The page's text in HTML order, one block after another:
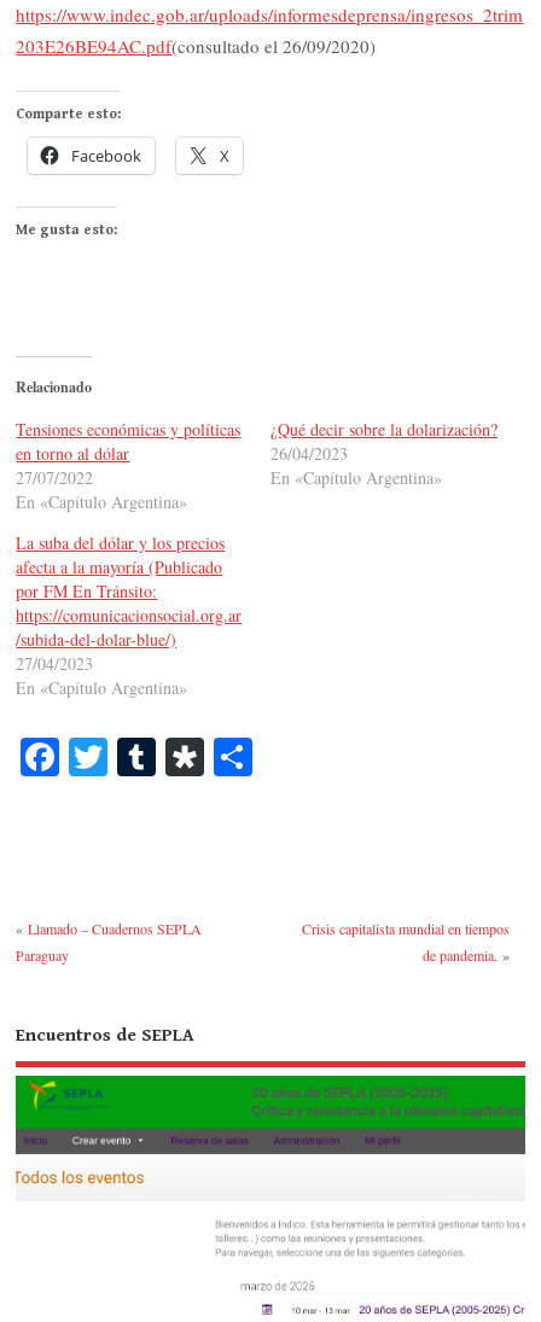
https://www.indec.gob.ar/uploads/informesdeprensa/ingresos_2trim
203E26BE94AC.pdf(consultado el 26/09/2020)
Comparte esto:
Facebook X
Me gusta esto:
Relacionado
Tensiones económicas y políticas
en torno al dólar
27/07/2022
En «Capítulo Argentina»
¿Qué decir sobre la dolarización?
26/04/2023
En «Capítulo Argentina»
La suba del dólar y los precios
afecta a la mayoría (Publicado
por FM En Tránsito:
https://comunicacionsocial.org.ar
/subida-del-dolar-blue/)
27/04/2023
En «Capítulo Argentina»
Fa T T
r
Di
«Llamado – Cuadernos SEPLA
Paraguay
Crisis capitalista mundial en tiempos
de pandemia. »
Encuentros de SEPLA